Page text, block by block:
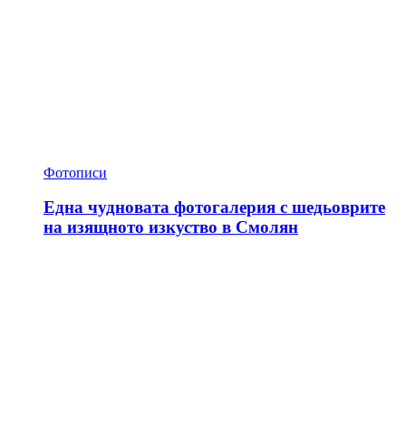
Фотописи
Една чудновата фотогалерия с шедьоврите
на изящното изкуство в Смолян